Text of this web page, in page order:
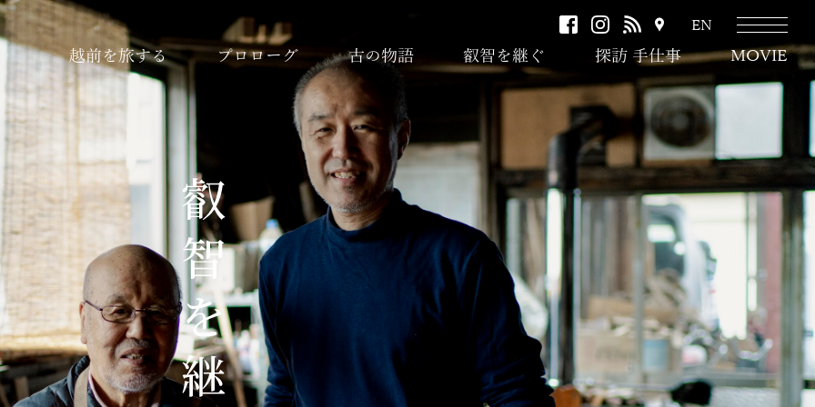
facebookinstagram
RSS
ク
セ
ス
EN
越前を旅する プロローグ 古の物語 叡智を継ぐ 探訪 手仕事 MOVIE